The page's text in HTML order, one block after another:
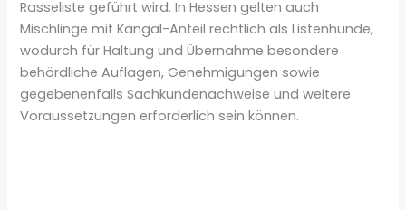
Rasseliste geführt wird. In Hessen gelten auch
Mischlinge mit Kangal-Anteil rechtlich als Listenhunde,
wodurch für Haltung und Übernahme besondere
behördliche Auflagen, Genehmigungen sowie
gegebenenfalls Sachkundenachweise und weitere
Voraussetzungen erforderlich sein können.